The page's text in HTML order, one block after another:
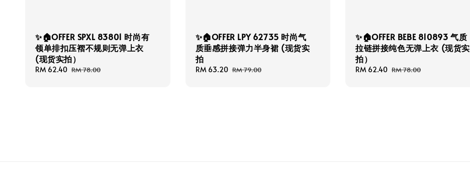
✨🏠OFFER SPXL 83801 时尚有
领单排扣压褶不规则无弹上衣
(现货实拍）
Sale
RM 62.40 Regular
RM 78.00
✨🏠OFFER LPY 62735 时尚气
质垂感拼接弹力半身裙 (现货实
拍
Sale
RM 63.20 Regular
RM 79.00
✨🏠OFFER BEBE 810893 气质
拉链拼接纯色无弹上衣 (现货实
拍）
Sale
RM 62.40 Regular
RM 78.00